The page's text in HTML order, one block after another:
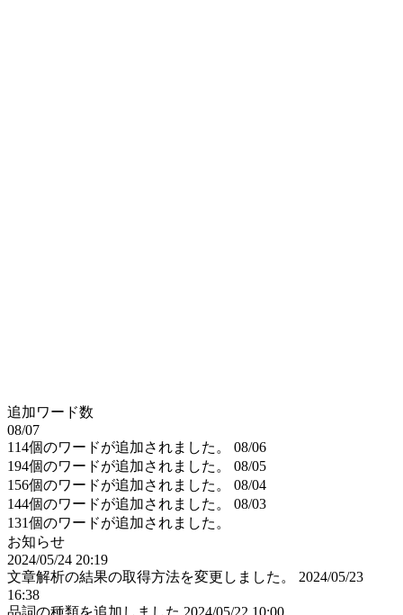
追加ワード数
08/07
114個のワードが追加されました。
08/06
194個のワードが追加されました。
08/05
156個のワードが追加されました。
08/04
144個のワードが追加されました。
08/03
131個のワードが追加されました。
お知らせ
2024/05/24 20:19
文章解析の結果の取得方法を変更しました。
2024/05/23
16:38
品詞の種類を追加しました 2024/05/22 10:00